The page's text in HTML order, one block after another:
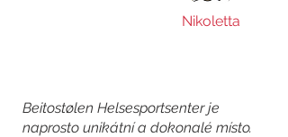
Nikoletta
Beitostølen Helsesportsenter je
naprosto unikátní a dokonalé místo.